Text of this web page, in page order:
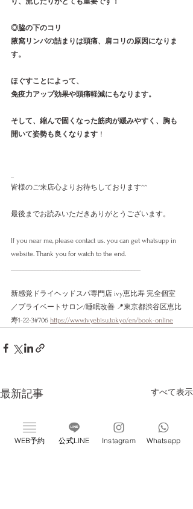
◎脇の下のコリ
腋窩リンパの詰まりは頭痛、肩コリの原因になりま
す。
ほぐすことによって、
免疫力アップ効果や頭痛軽減にもなります。
そして、縮んで固くなった筋肉が緩みやすく、胸も
開いて姿勢も良くなります ！
皆様のご来店心よりお待ちしております^^
最後までお読みいただきありがとうございます。
If you near me, please contact us. you can get whatsupp in
website. Thank you for watch to the end.
新感覚ドライヘッドスパ専門店 ivy恵比寿 完全個室
／プライベートサロン/睡眠改善 📍東京都渋谷区恵比
寿1-22-3#706 https://www.ivyebisu.tokyo/en/book-online
最新記事 すべて表示
WEB予約 公式LINE Instagram Whatsapp